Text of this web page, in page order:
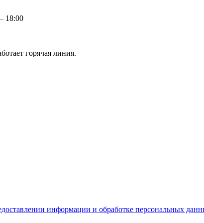
18:00
горячая линия.
информации и обработке персональных